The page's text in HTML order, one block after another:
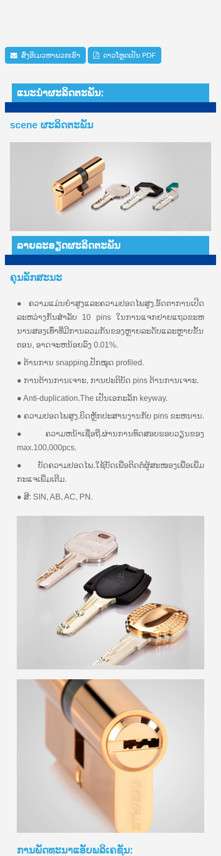
ສົ່ງອີເມວຫາພວກເຮົາ ດາວໂຫຼດເປັນ PDF
ແນະນຳຜະລິດຕະພັນ:
scene ຜະລິດຕະພັນ
ລາຍລະອຽດຜະລິດຕະພັນ
ຄຸນ​ລັກ​ສະ​ນະ
●ຄວາມແມ່ນຍໍາສູງແລະຄວາມປອດໄພສູງ.ອັດຕາການເປີດ
ລະຫວ່າງກັນສໍາລັບ 10 pins ໃນການແຈກຢາຍແຖວຂະຫ
ນານສອງເທົ່າທີ່ມີການລວມກັນຂອງຫຼາຍລະດັບແລະຫຼາຍຂັ້ນ
ຕອນ, ອາດຈະຫນ້ອຍລົງ 0.01%.
● ຕ້ານການ snapping.ປັກໝຸດ profiled.
● ການຕ້ານການເຈາະ, ການປະຕິບັດ pins ຕ້ານການເຈາະ.
● Anti-duplication.The ເປັນເອກະລັກ keyway.
● ຄວາມ​ປອດ​ໄພ​ສູງ.ບິດ​ຫຼັກ​ປະ​ສານ​ງານ​ກັບ pins ຂະ​ຫນານ.
● ຄວາມຫນ້າເຊື່ອຖື.ຜ່ານການທົດສອບຮອບວຽນຂອງ
max.100,000pcs.
● ບັດຄວາມປອດໄພ.ໃຊ້ບັດເພື່ອຕິດຕໍ່ຜູ້ສະໜອງເພື່ອເພີ່ມ
ກະແຈເພີ່ມເຕີມ.
● ສີ: SIN, AB, AC, PN.
ການພັດທະນາແອັບພລິເຄຊັນ: